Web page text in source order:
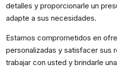
detalles y proporcionarle un
adapte a sus necesidades.
Estamos comprometidos en
personalizadas y satisfacer sus
trabajar con usted y brindarle